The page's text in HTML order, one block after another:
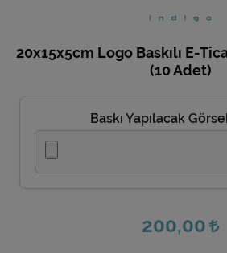
20x15x5cm Logo Baskılı E-
(10 Adet)
Baskı Yapılacak
200,00